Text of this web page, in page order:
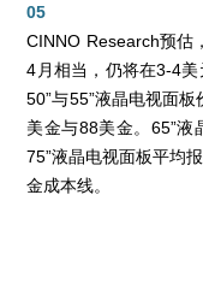
05
CINNO Research预估
4月相当，仍将在3-4美
50”与55”液晶电视面
美金与88美金。65”液
75”液晶电视面板平均
金成本线。